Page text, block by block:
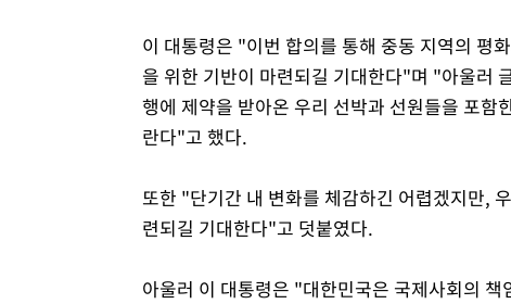
이 대통령은 "이번 합의를 통해 중동 지역의 평
을 위한 기반이 마련되길 기대한다"며 "아울러
행에 제약을 받아온 우리 선박과 선원들을 포함
란다"고 했다.
또한 "단기간 내 변화를 체감하긴 어렵겠지만,
련되길 기대한다"고 덧붙였다.
아울러 이 대통령은 "대한민국은 국제사회의